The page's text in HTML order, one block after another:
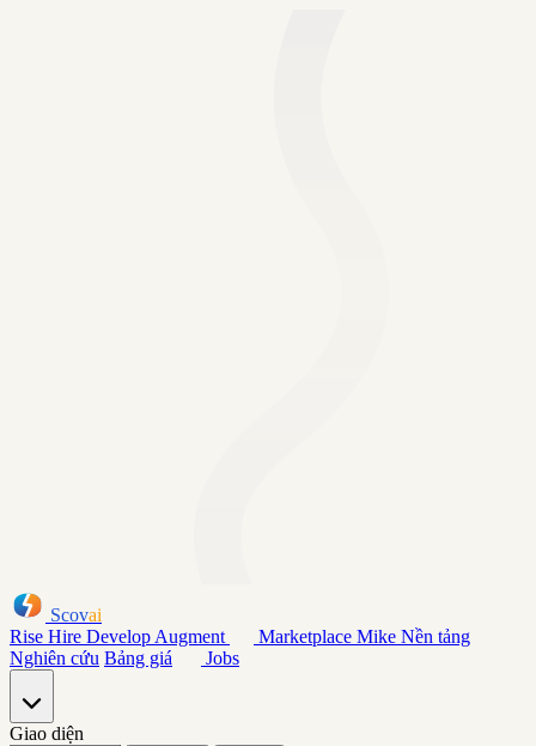
Scovai
Rise Hire Develop Augment Marketplace Mike Nền tảng
Nghiên cứu Bảng giá Jobs
Giao diện